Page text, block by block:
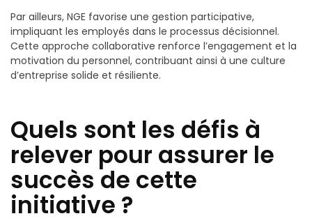
Par ailleurs, NGE favorise une gestion participative,
impliquant les employés dans le processus décisionnel.
Cette approche collaborative renforce l’engagement et la
motivation du personnel, contribuant ainsi à une culture
d’entreprise solide et résiliente.
Quels sont les défis à
relever pour assurer le
succès de cette
initiative ?